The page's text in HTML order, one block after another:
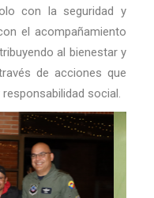
con la seguridad y
el acompañamiento
al bienestar y
de acciones que
social.